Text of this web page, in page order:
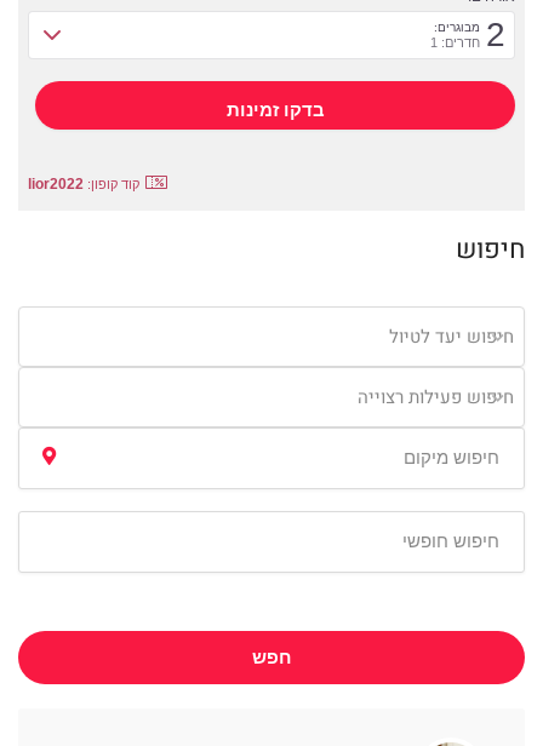
2 מבוגרים:
חדרים: 1
קוד קופון: lior2022
חיפוש
חיפוש יעד לטיול
חיפוש פעילות רצוייה
חפש